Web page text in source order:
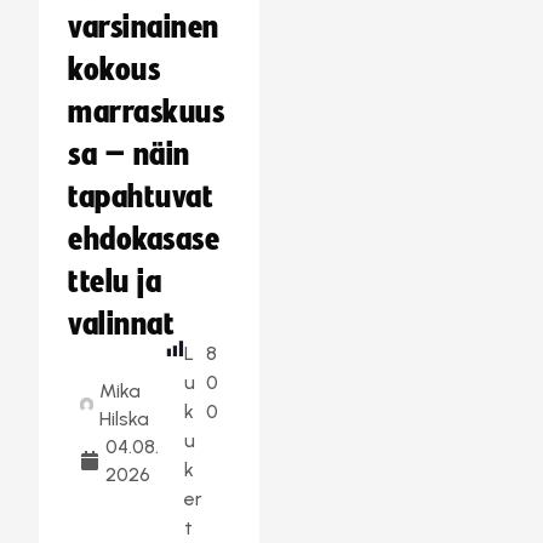
varsinainen
kokous
marraskuus
sa – näin
tapahtuvat
ehdokasase
ttelu ja
valinnat
Mika
Hilska
04.08.
2026
L
u
k
u
k
er
t
8
0
0